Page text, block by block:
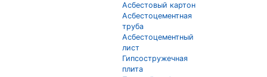
Асбестовый картон
Асбестоцементная
труба
Асбестоцементный
лист
Гипсостружечная
плита